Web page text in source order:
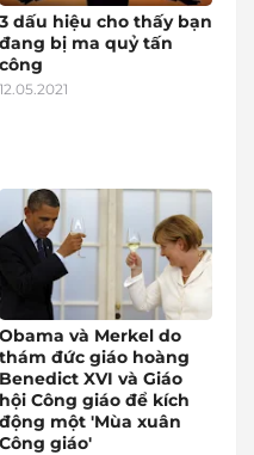
3 dấu hiệu cho thấy bạn
đang bị ma quỷ tấn
công
12.05.2021
Obama và Merkel do
thám đức giáo hoàng
Benedict XVI và Giáo
hội Công giáo để kích
động một 'Mùa xuân
Công giáo'